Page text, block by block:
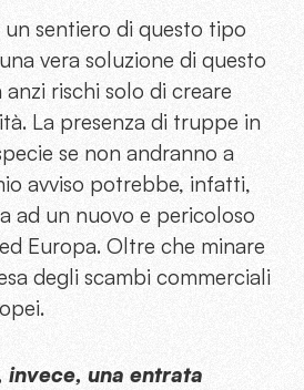
sentiero di questo tipo
vera soluzione di questo
rischi solo di creare
La presenza di truppe in
se non andranno a
avviso potrebbe, infatti,
ad un nuovo e pericoloso
Europa. Oltre che minare
degli scambi commerciali
una entrata